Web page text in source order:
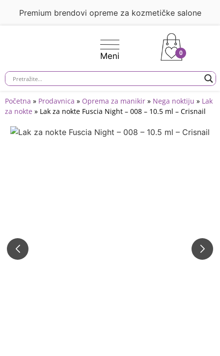
Premium brendovi opreme za kozmetičke salone
0
Početna » Prodavnica » Oprema za manikir » Nega noktiju » Lak
za nokte » Lak za nokte Fuscia Night – 008 – 10.5 ml – Crisnail